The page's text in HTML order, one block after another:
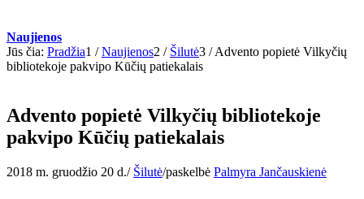
Naujienos
Jūs čia: Pradžia1 / Naujienos2 / Šilutė3 / Advento popietė Vilkyčių
bibliotekoje pakvipo Kūčių patiekalais
Advento popietė Vilkyčių bibliotekoje
pakvipo Kūčių patiekalais
2018 m. gruodžio 20 d./ Šilutė/paskelbė Palmyra Jančauskienė